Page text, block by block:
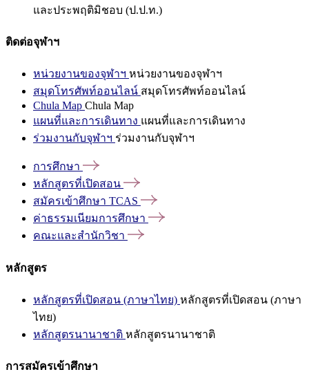
และประพฤติมิชอบ (ป.ป.ท.)
ติดต่อจุฬาฯ
หน่วยงานของจุฬาฯ หน่วยงานของจุฬาฯ
สมุดโทรศัพท์ออนไลน์ สมุดโทรศัพท์ออนไลน์
Chula Map Chula Map
แผนที่และการเดินทาง แผนที่และการเดินทาง
ร่วมงานกับจุฬาฯ ร่วมงานกับจุฬาฯ
การศึกษา
หลักสูตรที่เปิดสอน
สมัครเข้าศึกษา TCAS
ค่าธรรมเนียมการศึกษา
คณะและสำนักวิชา
หลักสูตร
หลักสูตรที่เปิดสอน (ภาษาไทย) หลักสูตรที่เปิดสอน (ภาษา
ไทย)
หลักสูตรนานาชาติ หลักสูตรนานาชาติ
การสมัครเข้าศึกษา